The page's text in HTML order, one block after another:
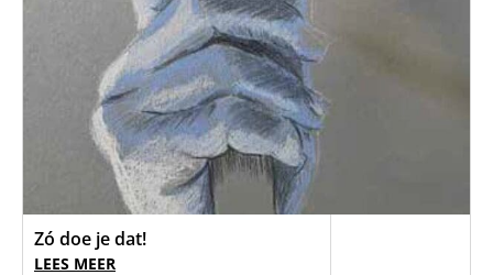
Zó doe je dat!
LEES MEER